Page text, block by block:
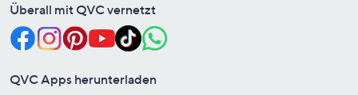
Überall mit QVC vernetzt
QVC Apps herunterladen